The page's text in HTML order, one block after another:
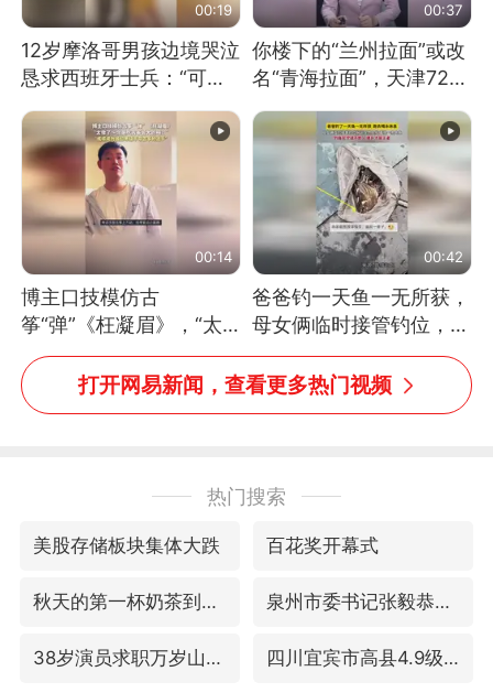
00:19
12岁摩洛哥男孩边境哭泣
恳求西班牙士兵：“可不
00:37
你楼下的“兰州拉面”或改
名“青海拉面”，天津72家
00:14
博主口技模仿古
筝“弹”《枉凝眉》，“太
像了～你是吃古筝长大的
吗？”“或将成为首位考级
不带古筝的选手。”（来
00:42
爸爸钓一天鱼一无所获，
母女俩临时接管钓位，用
玩具鱼竿钓上大鱼
打开网易新闻，查看更多热门视频
热门搜索
美股存储板块集体大跌 百花奖开幕式
秋天的第一杯奶茶到底有多火 泉州市委书记张毅恭被查
38岁演员求职万岁山NPC成功 四川宜宾市高县4.9级地震致1人死亡